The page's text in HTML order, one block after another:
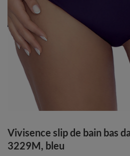
Vivisence slip de bain bas
3229M, bleu